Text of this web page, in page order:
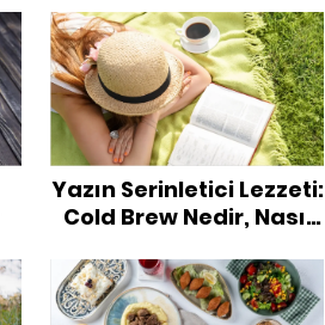
Yazın Serinletici Lezzeti:
Cold Brew Nedir, Nasıl